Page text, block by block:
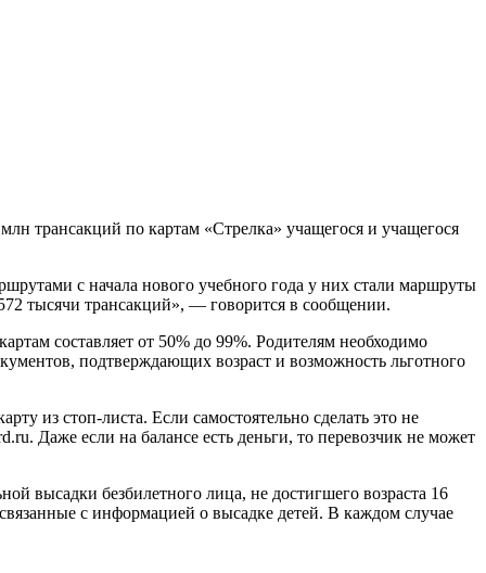
трансакций по картам «Стрелка» учащегося и учащегося
с начала нового учебного года у них стали маршруты
трансакций», — говорится в сообщении.
составляет от 50% до 99%. Родителям необходимо
подтверждающих возраст и возможность льготного
из стоп-листа. Если самостоятельно сделать это не
Даже если на балансе есть деньги, то перевозчик не может
высадки безбилетного лица, не достигшего возраста 16
с информацией о высадке детей. В каждом случае